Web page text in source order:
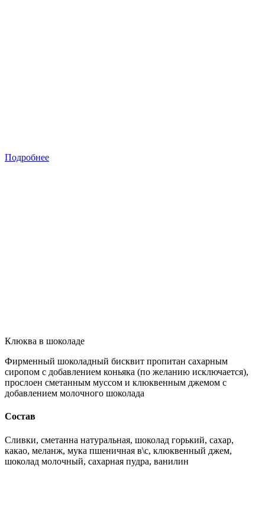
Подробнее
Клюква в шоколаде
Фирменный шоколадный бисквит пропитан сахарным
сиропом с добавлением коньяка (по желанию исключается),
прослоен сметанным муссом и клюквенным джемом с
добавлением молочного шоколада
Состав
Сливки, сметанна натуральная, шоколад горький, сахар,
какао, меланж, мука пшеничная в\с, клюквенный джем,
шоколад молочный, сахарная пудра, ванилин